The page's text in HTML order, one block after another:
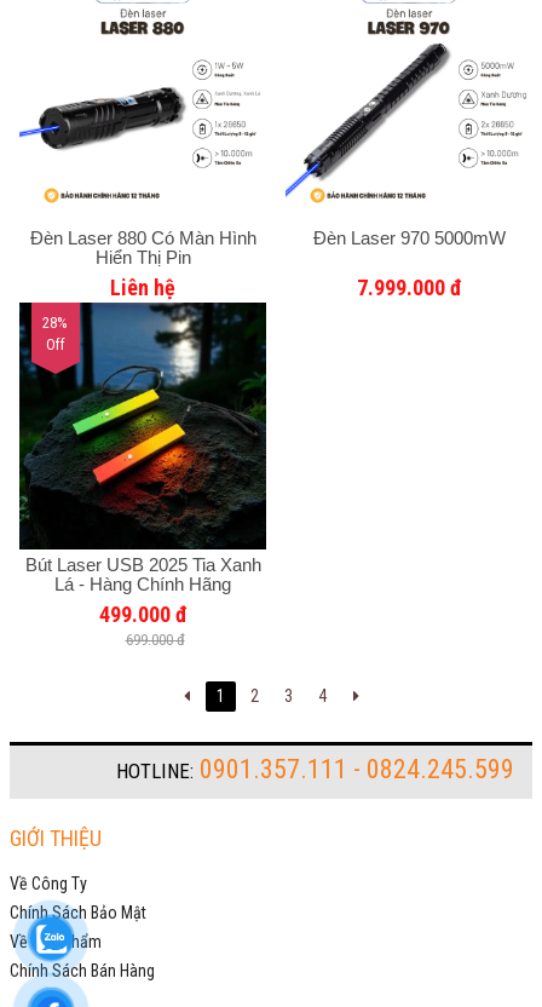
Đèn Laser 880 Có Màn Hình
Hiển Thị Pin
Liên hệ
Đèn Laser 970 5000mW
7.999.000 đ
28%
Off
Bút Laser USB 2025 Tia Xanh
Lá - Hàng Chính Hãng
499.000 đ
699.000 đ
1 2 3 4
HOTLINE: 0901.357.111 - 0824.245.599
GIỚI THIỆU
Về Công Ty
Chính Sách Bảo Mật
Về Sản Phẩm
Chính Sách Bán Hàng